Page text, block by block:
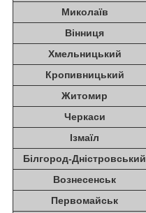
Миколаїв
Вінниця
Хмельницький
Кропивницький
Житомир
Черкаси
Ізмаїл
Білгород-Дністровський
Вознесенськ
Первомайськ